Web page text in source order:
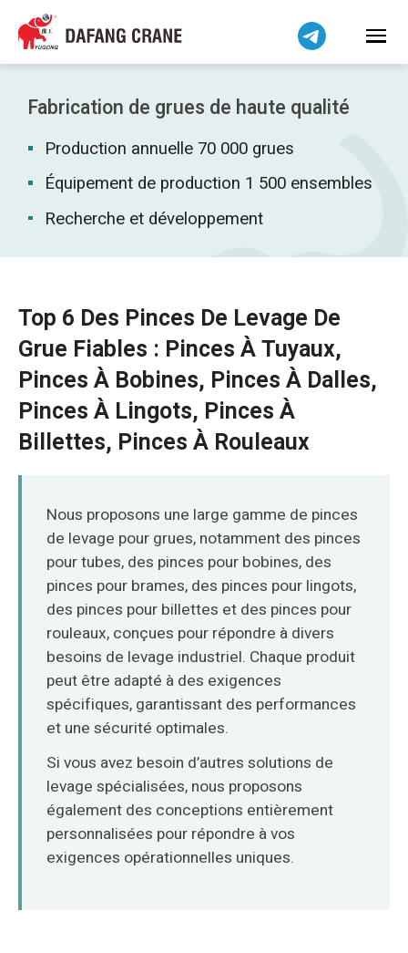
Fabrication de grues de haute qualité
Production annuelle 70 000 grues
Équipement de production 1 500 ensembles
Recherche et développement
Top 6 Des Pinces De Levage De
Grue Fiables : Pinces À Tuyaux,
Pinces À Bobines, Pinces À Dalles,
Pinces À Lingots, Pinces À
Billettes, Pinces À Rouleaux
Nous proposons une large gamme de pinces
de levage pour grues, notamment des pinces
pour tubes, des pinces pour bobines, des
pinces pour brames, des pinces pour lingots,
des pinces pour billettes et des pinces pour
rouleaux, conçues pour répondre à divers
besoins de levage industriel. Chaque produit
peut être adapté à des exigences
spécifiques, garantissant des performances
et une sécurité optimales.
Si vous avez besoin d’autres solutions de
levage spécialisées, nous proposons
également des conceptions entièrement
personnalisées pour répondre à vos
exigences opérationnelles uniques.
Bahasa Indonesia
Bahasa Melayu
Tiếng Việt
简体中文
فارسی
Pilipino
اردو
Kiswahili
Dansk
Norsk
O‘zbekcha